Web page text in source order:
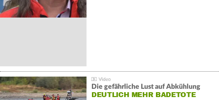
Die gefährliche Lust auf Abkühlung
DEUTLICH MEHR BADETOTE